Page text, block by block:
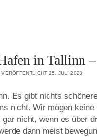
in Tallinn
VERÖFFENTLICHT 25. JULI 2023
Es gibt nichts
nicht. Wir mögen keine
gar nicht, wenn es über
dann meist